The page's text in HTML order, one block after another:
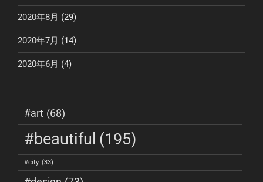
2020年8月 (29)
2020年7月 (14)
2020年6月 (4)
#art (68)
#beautiful (195)
#city (33)